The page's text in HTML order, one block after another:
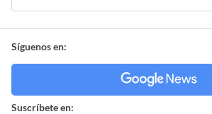
Síguenos en:
Suscríbete en: